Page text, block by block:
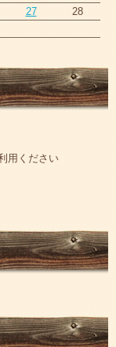
27
28
用ください